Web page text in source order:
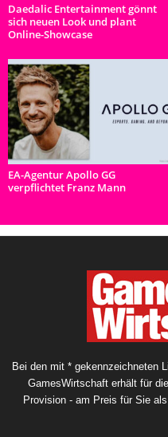
Daedalic Entertainment gönnt
sich neuen Look und plant
Online-Showcase
EA-Agentur Apollo GG
verpflichtet Franz Mann
Bei den mit * gekennzeichneten
GamesWirtschaft erhält für
Provision - am Preis für Sie